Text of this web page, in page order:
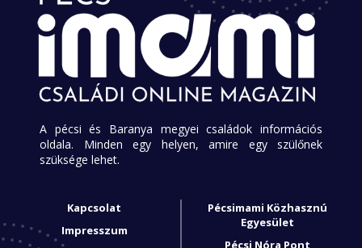
A pécsi és Baranya megyei családok információs
oldala. Minden egy helyen, amire egy szülőnek
szüksége lehet.
Kapcsolat
Impresszum
Pécsimami Közhasznú
Egyesület
Pécsi Nóra Pont